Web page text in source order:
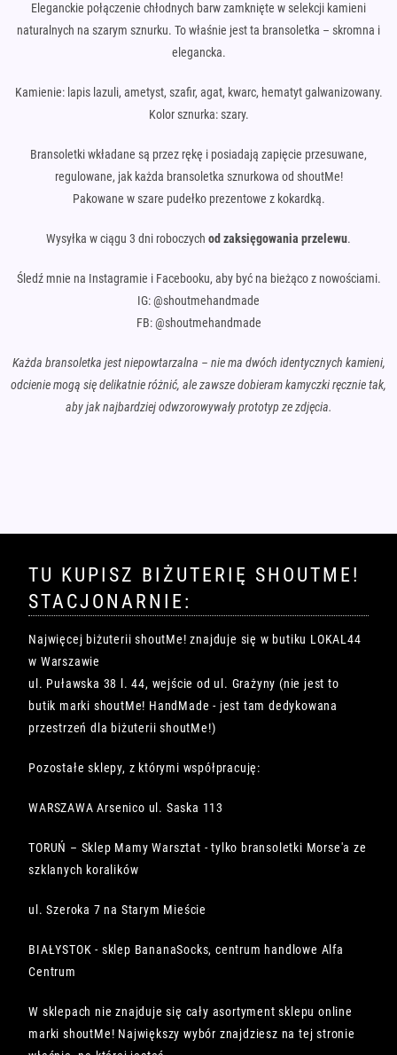
Eleganckie połączenie chłodnych barw zamknięte w selekcji kamieni
naturalnych na szarym sznurku. To właśnie jest ta bransoletka – skromna i
elegancka.
Kamienie: lapis lazuli, ametyst, szafir, agat, kwarc, hematyt galwanizowany.
Kolor sznurka: szary.
Bransoletki wkładane są przez rękę i posiadają zapięcie przesuwane,
regulowane, jak każda bransoletka sznurkowa od shoutMe!
Pakowane w szare pudełko prezentowe z kokardką.
Wysyłka w ciągu 3 dni roboczych od zaksięgowania przelewu.
Śledź mnie na Instagramie i Facebooku, aby być na bieżąco z nowościami.
IG: @shoutmehandmade
FB: @shoutmehandmade
Każda bransoletka jest niepowtarzalna – nie ma dwóch identycznych kamieni,
odcienie mogą się delikatnie różnić, ale zawsze dobieram kamyczki ręcznie tak,
aby jak najbardziej odwzorowywały prototyp ze zdjęcia.
TU KUPISZ BIŻUTERIĘ SHOUTME!
STACJONARNIE:
Najwięcej biżuterii shoutMe! znajduje się w butiku LOKAL44
w Warszawie
ul. Puławska 38 l. 44, wejście od ul. Grażyny (nie jest to
butik marki shoutMe! HandMade - jest tam dedykowana
przestrzeń dla biżuterii shoutMe!)
Pozostałe sklepy, z którymi współpracuję:
WARSZAWA Arsenico ul. Saska 113
TORUŃ – Sklep Mamy Warsztat - tylko bransoletki Morse'a ze
szklanych koralików
ul. Szeroka 7 na Starym Mieście
BIAŁYSTOK - sklep BananaSocks, centrum handlowe Alfa
Centrum
W sklepach nie znajduje się cały asortyment sklepu online
marki shoutMe! Największy wybór znajdziesz na tej stronie